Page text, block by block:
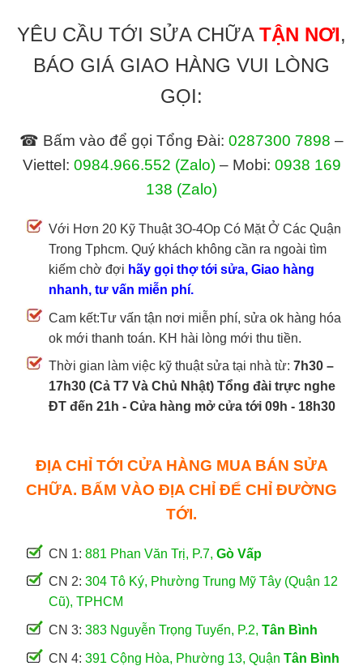
YÊU CẦU TỚI SỬA CHỮA TẬN NƠI,
BÁO GIÁ GIAO HÀNG VUI LÒNG
GỌI:
☎ Bấm vào để gọi Tổng Đài: 0287300 7898 –
Viettel: 0984.966.552 (Zalo)– Mobi: 0938 169
138 (Zalo)
Với Hơn 20 Kỹ Thuật 3O-4Op Có Mặt Ở Các Quận
Trong Tphcm. Quý khách không cần ra ngoài tìm
kiếm chờ đợi hãy gọi thợ tới sửa, Giao hàng
nhanh, tư vấn miễn phí.
Cam kết:Tư vấn tận nơi miễn phí, sửa ok hàng hóa
ok mới thanh toán. KH hài lòng mới thu tiền.
Thời gian làm việc kỹ thuật sửa tại nhà từ: 7h30 –
17h30 (Cả T7 Và Chủ Nhật) Tổng đài trực nghe
ĐT đến 21h - Cửa hàng mở cửa tới 09h - 18h30
ĐỊA CHỈ TỚI CỬA HÀNG MUA BÁN SỬA
CHỮA. BẤM VÀO ĐỊA CHỈ ĐỂ CHỈ ĐƯỜNG
TỚI.
CN 1: 881 Phan Văn Trị, P.7, Gò Vấp
CN 2: 304 Tô Ký, Phường Trung Mỹ Tây (Quận 12
Cũ), TPHCM
CN 3: 383 Nguyễn Trọng Tuyển, P.2, Tân Bình
CN 4: 391 Cộng Hòa, Phường 13, Quận Tân Bình